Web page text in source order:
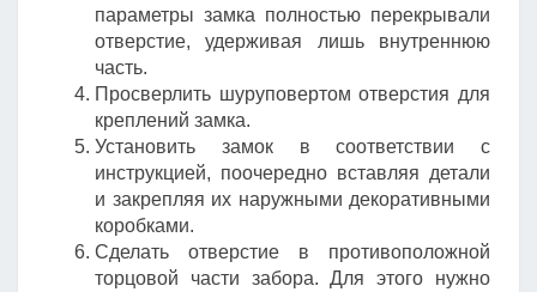
параметры замка полностью перекрывали
отверстие, удерживая лишь внутреннюю
часть.
Просверлить шуруповертом отверстия для
креплений замка.
Установить замок в соответствии с
инструкцией, поочередно вставляя детали
и закрепляя их наружными декоративными
коробками.
Сделать отверстие в противоположной
торцовой части забора. Для этого нужно